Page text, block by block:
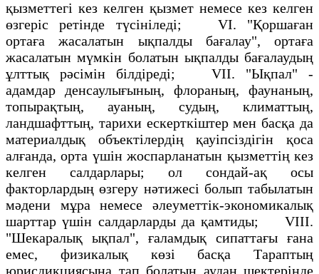
қызметтегi кез келген қызмет немесе кез келген
өзгерiс ретiнде түсiнiледi; VI. "Қоршаған
ортаға жасалатын ықпалды бағалау", ортаға
жасалатын мүмкiн болатын ықпалды бағалаудың
ұлттық рәсiмiн бiлдiреді; VII. "Ықпал" -
адамдар денсаулығының, флораның, фаунаның,
топырақтың, ауаның, судың, климаттың,
ландшафттың, тарихи ескерткіштер мен басқа да
материалдық объектiлердің қауiпсiздiгiн қоса
алғанда, орта үшiн жоспарланатын қызметтiң кез
келген салдарлары; ол сондай-ақ осы
факторлардың өзгеру нәтижесi болып табылатын
мәдени мұра немесе әлеуметтiк-экономикалық
шарттар үшiн салдарларды да қамтиды; VIII.
"Шекаралық ықпал", ғаламдық сипаттағы ғана
емес, физикалық көзi басқа Тараптың
юрисдикциясына тап болатын аудан шектерiнде